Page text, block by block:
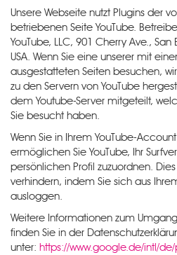
Unsere Webseite nutzt Plugins der
betriebenen Seite YouTube.
YouTube, LLC, 901 Cherry Ave., San
USA. Wenn Sie eine unserer mit
ausgestatteten Seiten besuchen,
zu den Servern von YouTube
dem Youtube-Server mitgeteilt,
Sie besucht haben.
Wenn Sie in Ihrem YouTube-
ermöglichen Sie YouTube, Ihr
persönlichen Profil zuzuordnen.
verhindern, indem Sie sich aus
ausloggen.
Weitere Informationen zum
finden Sie in der
unter: https://www.google.de/intl/